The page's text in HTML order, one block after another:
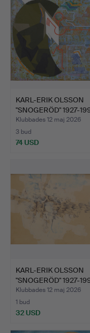
KARL-ERIK OLSSON
"SNOGERÖD" 1927-
OLJ…
Klubbades 12 maj 2026
3 bud
74 USD
KARL-ERIK OLSSON
"SNOGERÖD" 1927-
BLA…
Klubbades 12 maj 2026
1 bud
32 USD